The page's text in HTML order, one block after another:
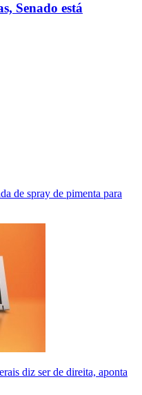
Senado está
de spray de pimenta para
diz ser de direita, aponta